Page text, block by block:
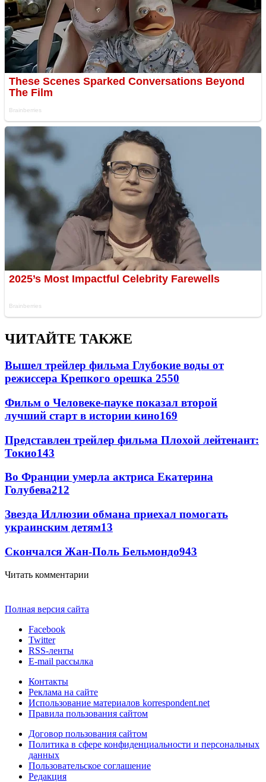
ЧИТАЙТЕ ТАКЖЕ
Вышел трейлер фильма Глубокие воды от
режиссера Крепкого орешка 2550
Фильм о Человеке-пауке показал второй
лучший старт в истории кино169
Представлен трейлер фильма Плохой лейтенант:
Токио143
Во Франции умерла актриса Екатерина
Голубева212
Звезда Иллюзии обмана приехал помогать
украинским детям13
Скончался Жан-Поль Бельмондо943
Читать комментарии
Полная версия сайта
Facebook
Twitter
RSS-ленты
E-mail рассылка
Контакты
Реклама на сайте
Использование материалов korrespondent.net
Правила пользования сайтом
Договор пользования сайтом
Политика в сфере конфиденциальности и персональных
данных
Пользовательское соглашение
Редакция